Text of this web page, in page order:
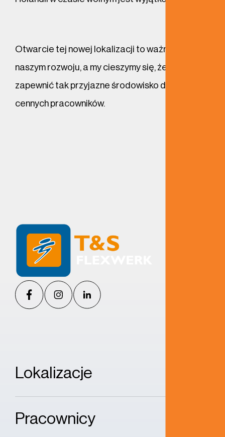
Otwarcie tej nowej lokalizacji to ważny krok w
naszym rozwoju, a my cieszymy się, że możemy
zapewnić tak przyjazne środowisko dla naszych
cennych pracowników.
Lokalizacje
Pracownicy